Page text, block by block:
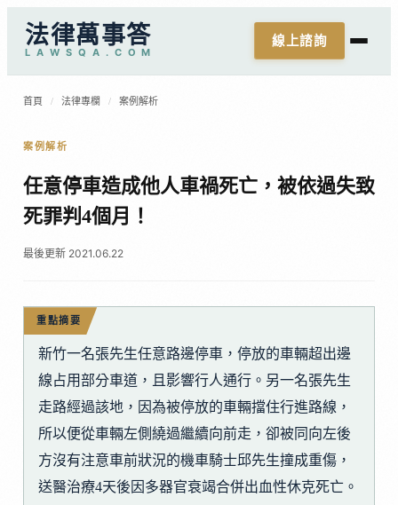
法律萬事答
L A W S Q A . C O M
線上諮詢
首頁 / 法律專欄 / 案例解析
案例解析
任意停車造成他人車禍死亡，被依過失致
死罪判4個月！
最後更新 2021.06.22
重點摘要
新竹一名張先生任意路邊停車，停放的車輛超出邊
線占用部分車道，且影響行人通行。另一名張先生
走路經過該地，因為被停放的車輛擋住行進路線，
所以便從車輛左側繞過繼續向前走，卻被同向左後
方沒有注意車前狀況的機車騎士邱先生撞成重傷，
送醫治療4天後因多器官衰竭合併出血性休克死亡。